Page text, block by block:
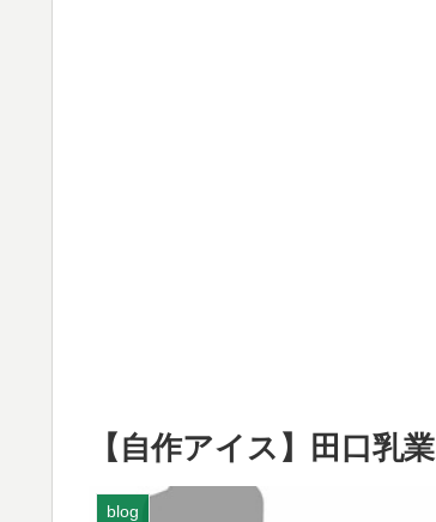
【自作アイス】田口乳
blog